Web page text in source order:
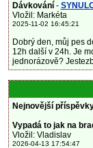
Dávkování -
Vložil: Markéta
2025-11-02 16:45:21
Dobrý den, můj pes
12h další v 24h. Je
jednorázově?
Nejnovější
Vypadá to jak na
Vložil: Vladislav
2026-04-13 17:54:47